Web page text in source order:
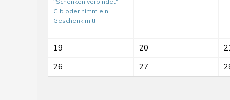
Gib oder nimm ein
Geschenk mit!
19 20
26
27
Mach-
Tag